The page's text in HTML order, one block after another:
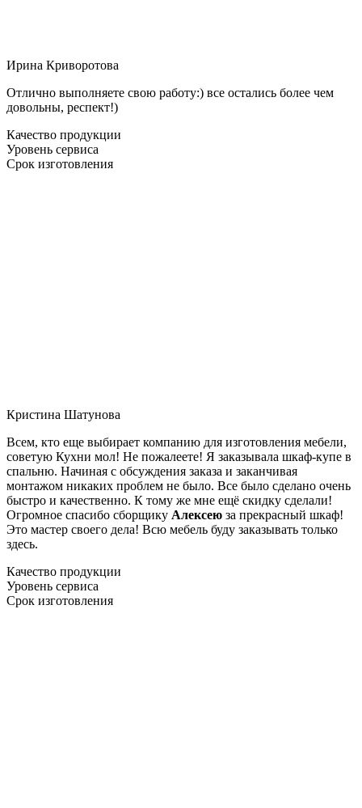
Ирина Криворотова
Отлично выполняете свою работу:) все остались более чем
довольны, респект!)
Качество продукции
Уровень сервиса
Срок изготовления
Кристина Шатунова
Всем, кто еще выбирает компанию для изготовления мебели,
советую Кухни мол! Не пожалеете! Я заказывала шкаф-купе в
спальню. Начиная с обсуждения заказа и заканчивая
монтажом никаких проблем не было. Все было сделано очень
быстро и качественно. К тому же мне ещё скидку сделали!
Огромное спасибо сборщику Алексею за прекрасный шкаф!
Это мастер своего дела! Всю мебель буду заказывать только
здесь.
Качество продукции
Уровень сервиса
Срок изготовления